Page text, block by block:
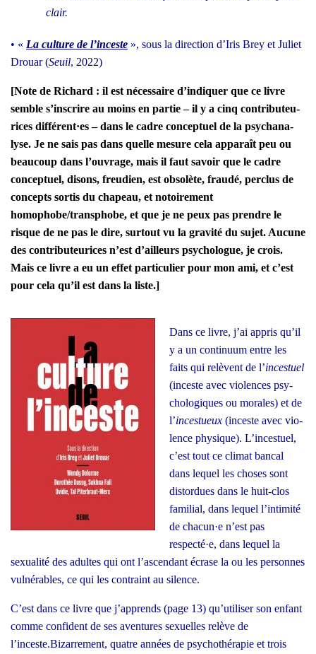
clair.
• « La culture de l’inceste », sous la direc­tion d’I­ris Brey et Juliet
Drouar (Seuil, 2022)
[Note de Richard : il est néces­saire d’in­di­quer que ce livre
semble s’ins­crire au moins en par­tie – il y a cinq contri­bu­teu­
rices différent·es – dans le cadre concep­tuel de la psy­cha­na­
lyse. Je ne sais pas dans quelle mesure cela appa­raît peu ou
beau­coup dans l’ou­vrage, mais il faut savoir que le cadre
concep­tuel, disons, freu­dien, est obso­lète, frau­dé, per­clus de
concepts sor­tis du cha­peau, et notoi­re­ment
homophobe/transphobe, et que je ne peux pas prendre le
risque de ne pas le dire, sur­tout vu la gra­vi­té du sujet. Aucune
des contri­bu­teu­rices n’est d’ailleurs psy­cho­logue, je crois.
Mais ce livre a eu un effet par­ti­cu­lier pour mon ami, et c’est
pour cela qu’il est dans la liste.]
Dans ce livre, j’ai appris qu’il
y a un conti­nuum entre les
faits qui relèvent de l’inces­tuel
(inceste avec vio­lences psy­
cho­lo­giques ou morales) et de
l’inces­tueux (inceste avec vio­
lence phy­sique). L’incestuel,
c’est tout ce cli­mat ban­cal
dans lequel les choses sont
dis­tor­dues dans le huit-clos
fami­lial, dans lequel l’intimité
de chacun·e n’est pas
respecté·e, dans lequel la
sexua­li­té des adultes qui ont l’ascendant écrase la ou les per­sonnes
vul­né­rables, ce qui les contraint au silence.
C’est dans ce livre que j’apprends (page 13) qu’utiliser son enfant
comme confi­dent de ses aven­tures sexuelles relève de
l’inceste.Bizarrement, quatre années de psy­cho­thé­ra­pie et trois